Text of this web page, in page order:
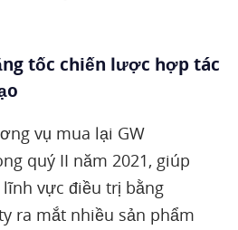
tốc chiến lược hợp tác
vụ mua lại GW
quý II năm 2021, giúp
vực điều trị bằng
ra mắt nhiều sản phẩm